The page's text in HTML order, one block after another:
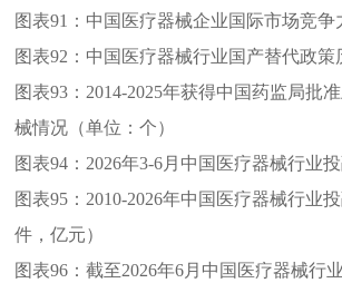
图表91： 中国医疗器械企业国际市场竞争
图表92： 中国医疗器械行业国产替代政策
图表93： 2014-2025年获得中国药监局批
械情况（单位：个）
图表94： 2026年3-6月中国医疗器械行业
图表95： 2010-2026年中国医疗器械行业
件，亿元）
图表96：截至2026年6月中国医疗器械行